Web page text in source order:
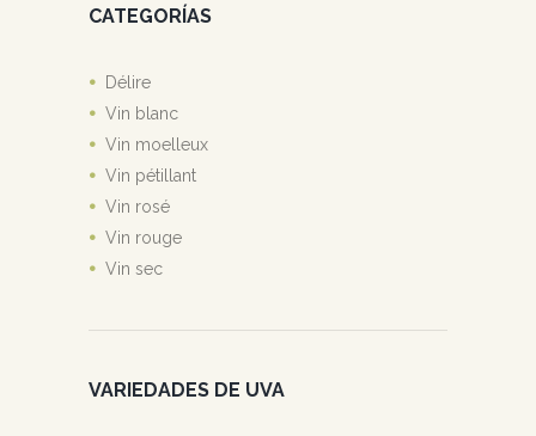
CATEGORÍAS
Délire
Vin blanc
Vin moelleux
Vin pétillant
Vin rosé
Vin rouge
Vin sec
VARIEDADES DE UVA